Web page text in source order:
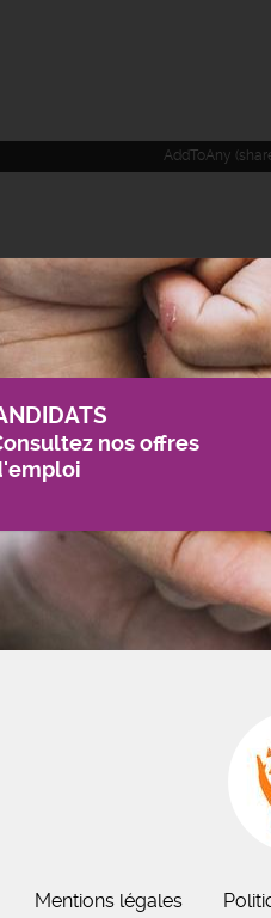
AddToAny
nos offres
Mentions légales